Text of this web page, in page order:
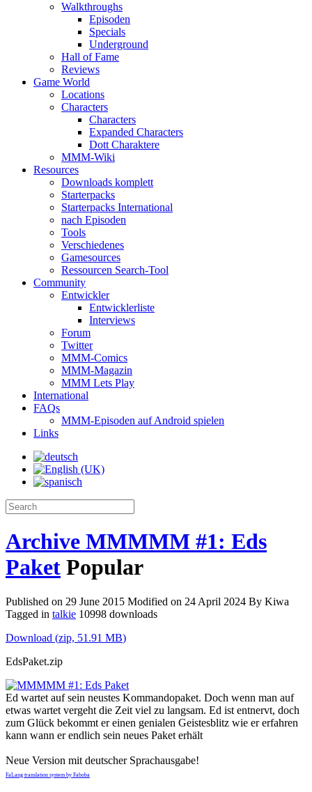
Walkthroughs
Episoden
Specials
Underground
Hall of Fame
Reviews
Game World
Locations
Characters
Characters
Expanded Characters
Dott Charaktere
MMM-Wiki
Resources
Downloads komplett
Starterpacks
Starterpacks International
nach Episoden
Tools
Verschiedenes
Gamesources
Ressourcen Search-Tool
Community
Entwickler
Entwicklerliste
Interviews
Forum
Twitter
MMM-Comics
MMM-Magazin
MMM Lets Play
International
FAQs
MMM-Episoden auf Android spielen
Links
Archive MMMMM #1: Eds
Paket Popular
Published on 29 June 2015 Modified on 24 April 2024 By Kiwa
Tagged in talkie 10998 downloads
Download (zip, 51.91 MB)
EdsPaket.zip
Ed wartet auf sein neustes Kommandopaket. Doch wenn man auf
etwas wartet vergeht die Zeit viel zu langsam. Ed ist entnervt, doch
zum Glück bekommt er einen genialen Geistesblitz wie er erfahren
kann wann er endlich sein neues Paket erhält
Neue Version mit deutscher Sprachausgabe!
FaLang translation system by Faboba